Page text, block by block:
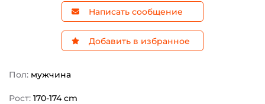
Написать сообщение
Добавить в избранное
Пол: мужчина
Рост: 170-174 cm